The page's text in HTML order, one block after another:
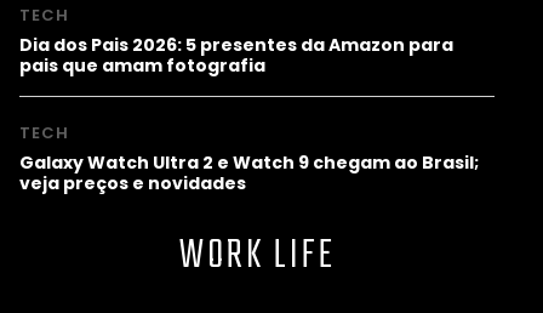
TECH
Dia dos Pais 2026: 5 presentes da Amazon para
pais que amam fotografia
TECH
Galaxy Watch Ultra 2 e Watch 9 chegam ao Brasil;
veja preços e novidades
WORK LIFE